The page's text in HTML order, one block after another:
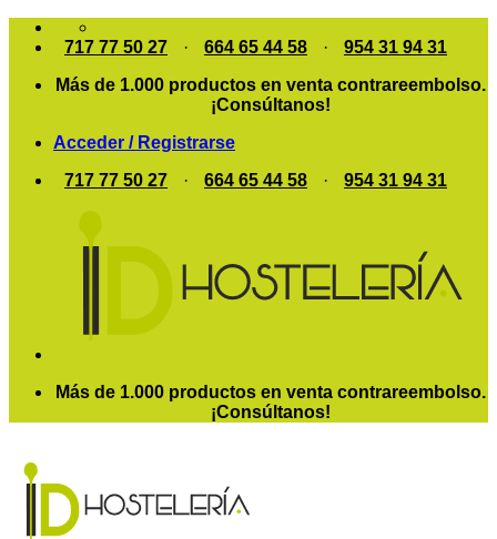
Saltar
717 77 50 27 · 664 65 44 58 ·
954 31 94 31
Más de 1.000 productos en venta contrareembolso.
¡Consúltanos!
Acceder / Registrarse
717 77 50 27
· 664 65 44 58 · 954 31 94 31
Más de 1.000 productos en venta contrareembolso.
¡Consúltanos!